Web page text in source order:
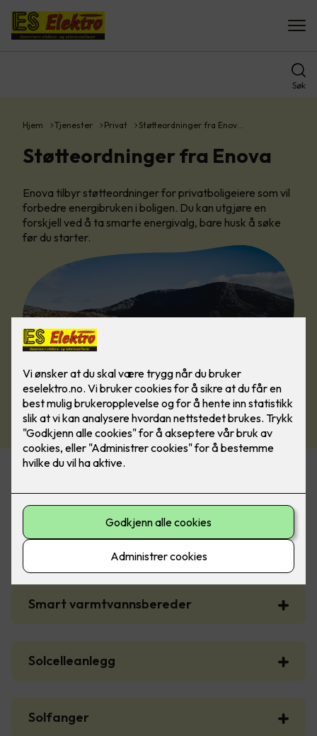
Søk
Hjem Tjenester Privat Støtteordninger fra Enov…
Støtteordninger fra Enova
Enova tilbyr støtteordninger for privatboligeiere som vil
forbedre energibruken i boligen. Du kan utgjøre en
forskjell ved å ta smarte energivalg, bare husk å søke
før du starter.
Enova
Smart varmtvannsbereder
Solcelleanlegg
Solfanger